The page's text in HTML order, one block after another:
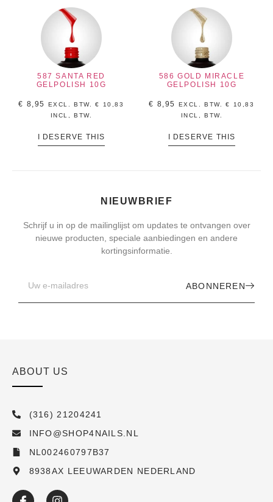
587 SANTA RED
GELPOLISH 10G
€ 8,95 EXCL. BTW.€
10,83
INCL, BTW.
I DESERVE THIS
586 GOLD MIRACLE
GELPOLISH 10G
€ 8,95 EXCL. BTW.€
10,83
INCL, BTW.
I DESERVE THIS
NIEUWBRIEF
Schrijf u in op de mailinglijst om updates te ontvangen over
nieuwe producten, speciale aanbiedingen en andere
kortingsinformatie.
ABONNEREN
ABOUT US
(316) 21204241
INFO@SHOP4NAILS.NL
NL002460797B37
8938AX LEEUWARDEN NEDERLAND